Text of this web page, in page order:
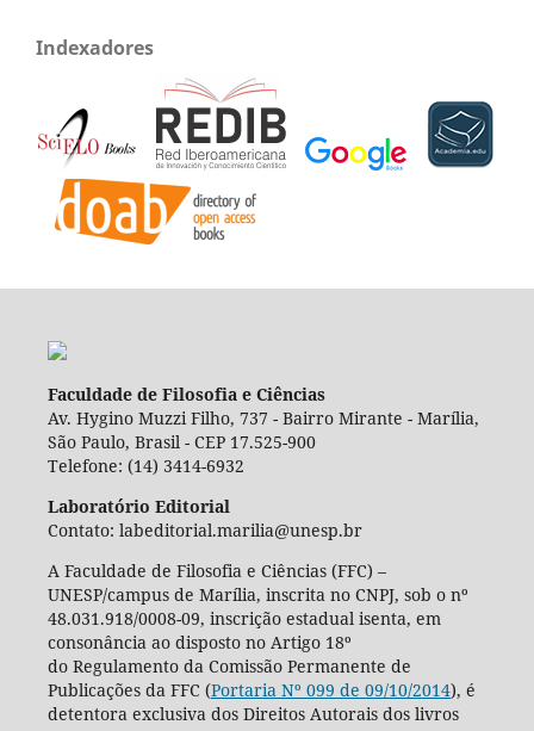
Indexadores
Faculdade de Filosofia e Ciências
Av. Hygino Muzzi Filho, 737 - Bairro Mirante - Marília,
São Paulo, Brasil - CEP 17.525-900
Telefone: (14) 3414-6932
Laboratório Editorial
Contato: labeditorial.marilia@unesp.br
A Faculdade de Filosofia e Ciências (FFC) –
UNESP/campus de Marília, inscrita no CNPJ, sob o nº
48.031.918/0008-09, inscrição estadual isenta, em
consonância ao disposto no Artigo 18º
do Regulamento da Comissão Permanente de
Publicações da FFC (Portaria Nº 099 de 09/10/2014), é
detentora exclusiva dos Direitos Autorais dos livros